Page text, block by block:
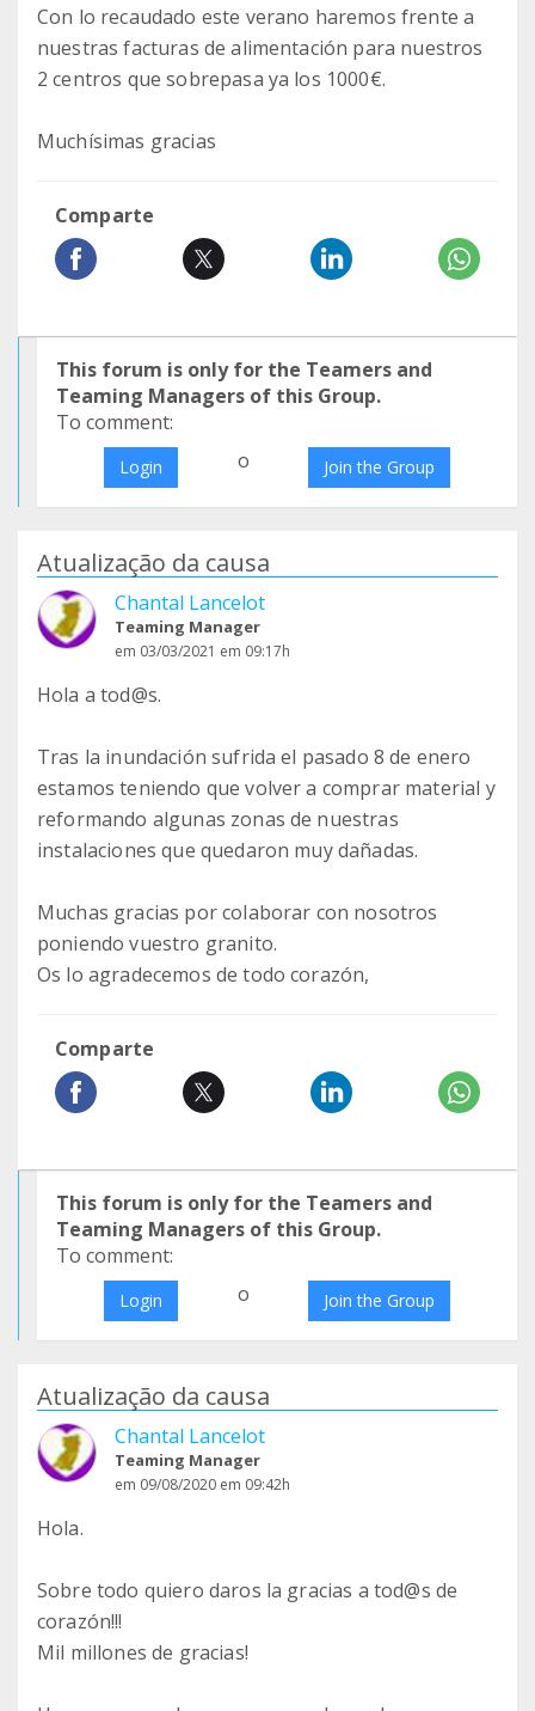
Con lo recaudado este verano haremos frente a
nuestras facturas de alimentación para nuestros
2 centros que sobrepasa ya los 1000€.
Muchísimas gracias
Comparte
This forum is only for the Teamers and
Teaming Managers of this Group.
To comment:
Login o Join the Group
Atualização da causa
Chantal Lancelot
Teaming Manager
em 03/03/2021 em 09:17h
Hola a tod@s.
Tras la inundación sufrida el pasado 8 de enero
estamos teniendo que volver a comprar material y
reformando algunas zonas de nuestras
instalaciones que quedaron muy dañadas.
Muchas gracias por colaborar con nosotros
poniendo vuestro granito.
Os lo agradecemos de todo corazón,
Comparte
This forum is only for the Teamers and
Teaming Managers of this Group.
To comment:
Login o Join the Group
Atualização da causa
Chantal Lancelot
Teaming Manager
em 09/08/2020 em 09:42h
Hola.
Sobre todo quiero daros la gracias a tod@s de
corazón!!!
Mil millones de gracias!